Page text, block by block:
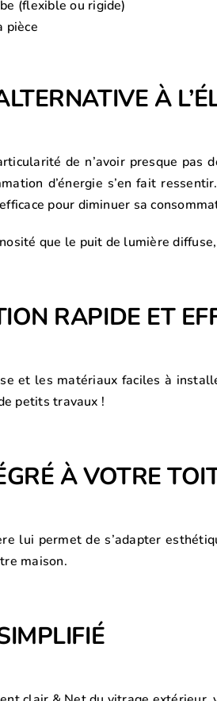
(flexible ou rigide)
pièce
À
de n’avoir presque pas
d’énergie s’en fait
pour diminuer sa
que le puit de lumière
RAPIDE ET
et les matériaux faciles à
petits travaux !
À VOTRE
lui permet de s’adapter
maison.